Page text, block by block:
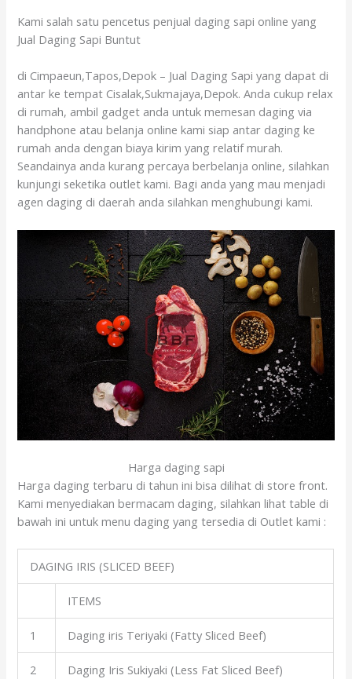
Kami salah satu pencetus penjual daging sapi online yang
Jual Daging Sapi Buntut
di Cimpaeun,Tapos,Depok – Jual Daging Sapi yang dapat di
antar ke tempat Cisalak,Sukmajaya,Depok. Anda cukup relax
di rumah, ambil gadget anda untuk memesan daging via
handphone atau belanja online kami siap antar daging ke
rumah anda dengan biaya kirim yang relatif murah.
Seandainya anda kurang percaya berbelanja online, silahkan
kunjungi seketika outlet kami. Bagi anda yang mau menjadi
agen daging di daerah anda silahkan menghubungi kami.
Harga daging sapi
Harga daging terbaru di tahun ini bisa dilihat di store front.
Kami menyediakan bermacam daging, silahkan lihat table di
bawah ini untuk menu daging yang tersedia di Outlet kami :
DAGING IRIS (SLICED BEEF)
ITEMS
1 Daging iris Teriyaki (Fatty Sliced Beef)
2 Daging Iris Sukiyaki (Less Fat Sliced Beef)